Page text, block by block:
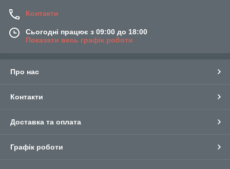
Контакти
Сьогодні працює з 09:00 до 18:00
Показати весь графік роботи
Про нас
Контакти
Доставка та оплата
Графік роботи